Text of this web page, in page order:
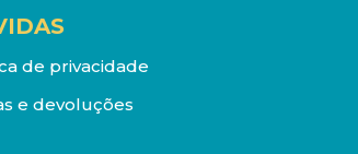
de privacidade
e devoluções